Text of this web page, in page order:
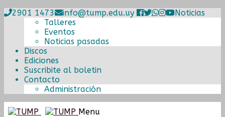
2901 1473 info@tump.edu.uy
Noticias
Talleres
Eventos
Noticias pasadas
Discos
Ediciones
Suscribite al boletin
Contacto
Administración
IrIr
Menu